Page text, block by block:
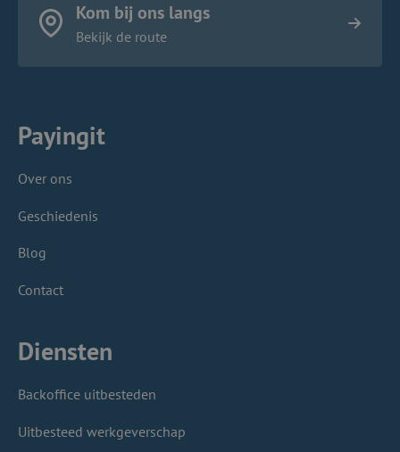
Kom bij ons langs
Bekijk de route
Payingit
Over ons
Geschiedenis
Blog
Contact
Diensten
Backoffice uitbesteden
Uitbesteed werkgeverschap